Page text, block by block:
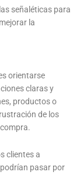
señaléticas para
la
orientarse
claras y
productos o
de los
clientes a
pasar por